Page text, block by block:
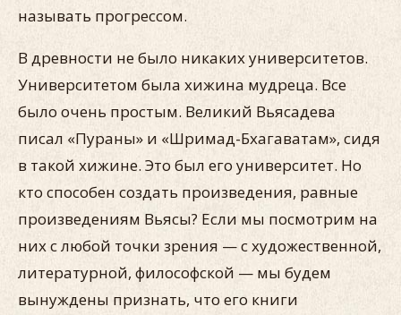
называть прогрессом.
В древности не было никаких университетов.
Университетом была хижина мудреца. Все
было очень простым. Великий Вьясадева
писал «Пураны» и «Шримад-Бхагаватам», сидя
в такой хижине. Это был его университет. Но
кто способен создать произведения, равные
произведениям Вьясы? Если мы посмотрим на
них с любой точки зрения — с художественной,
литературной, философской — мы будем
вынуждены признать, что его книги